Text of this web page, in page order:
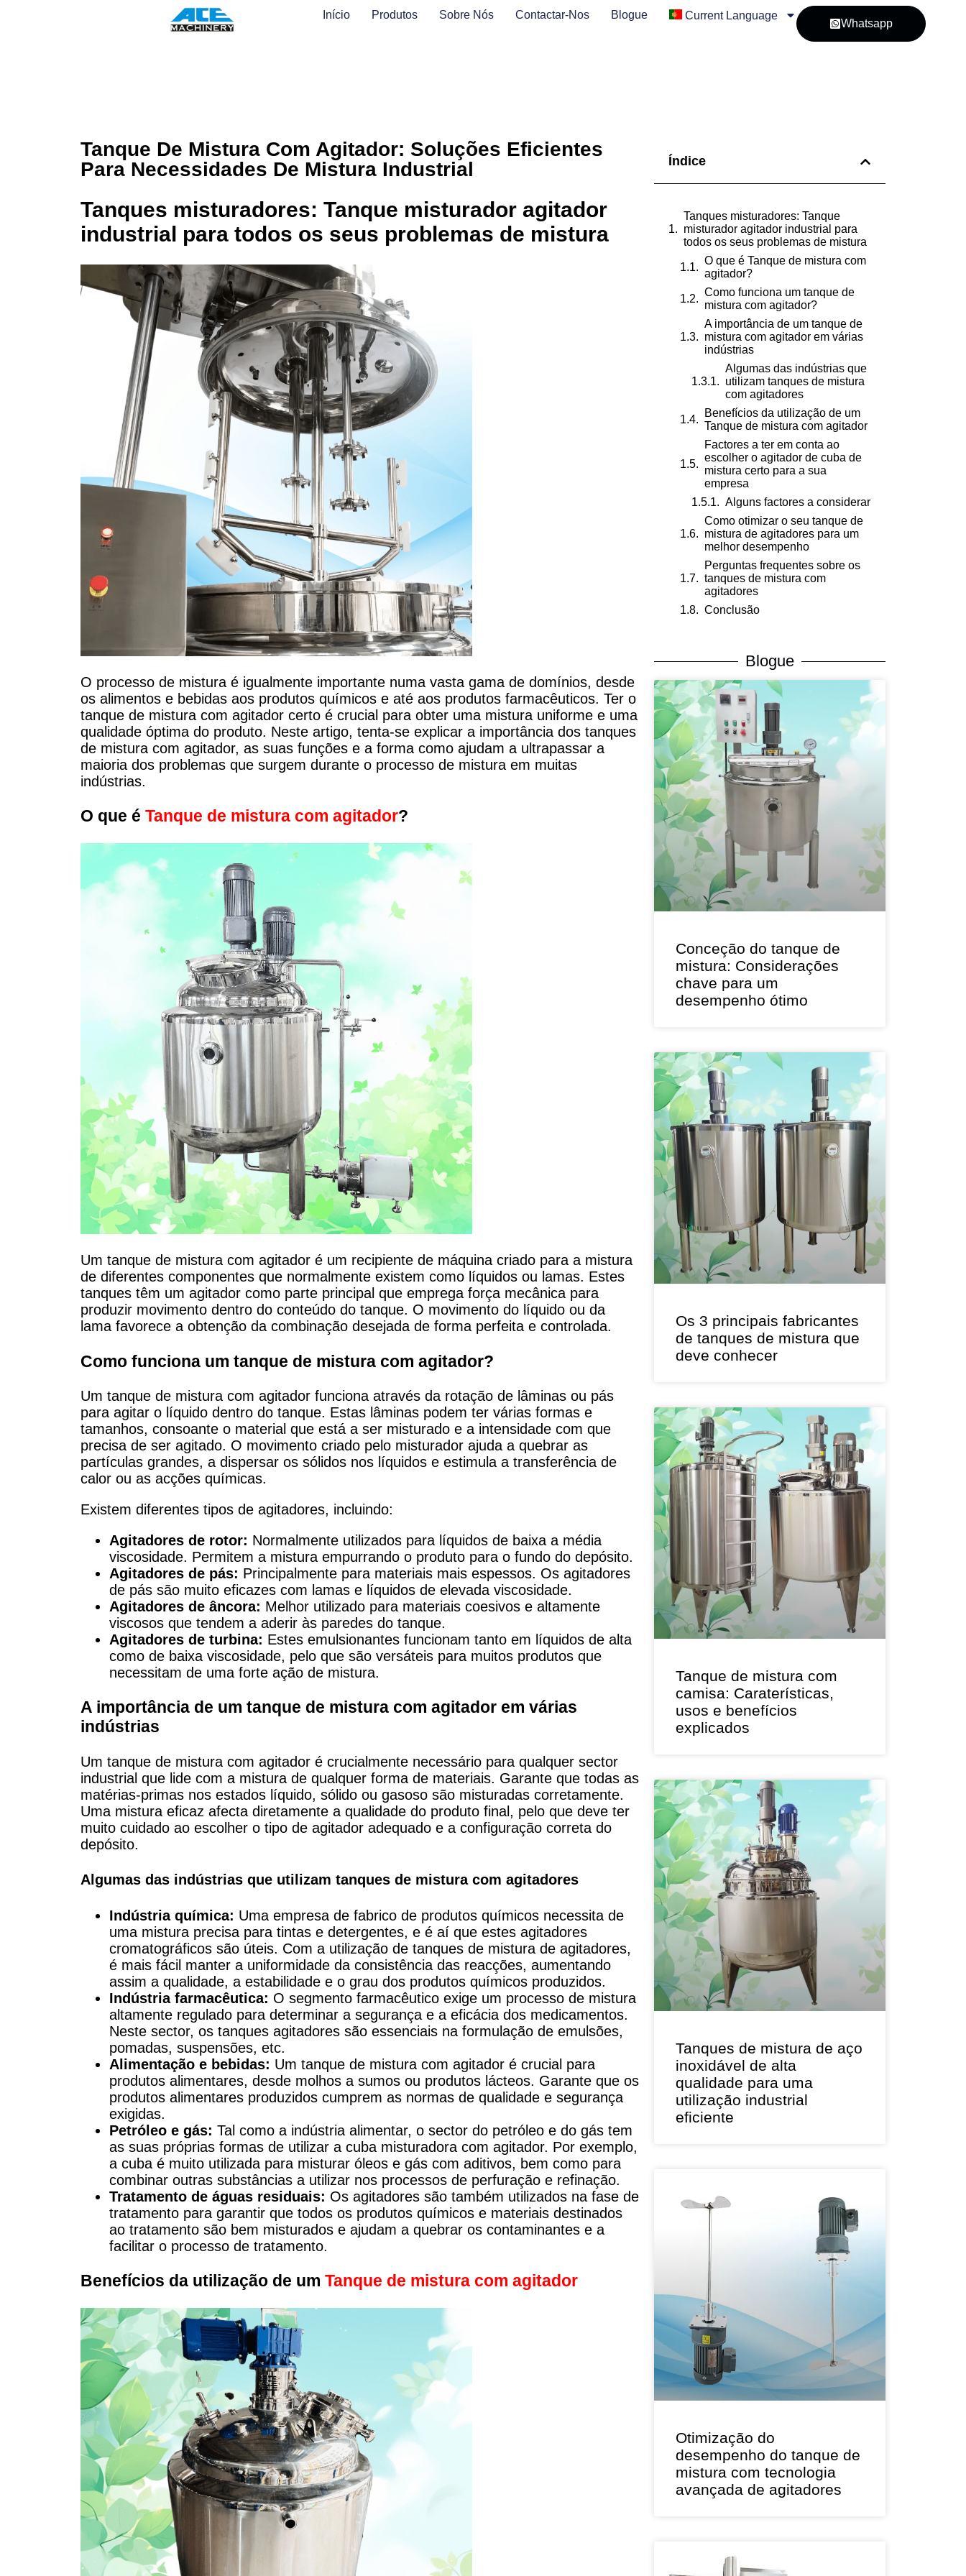
Início Produtos Sobre Nós Contactar-Nos Blogue Current Language
Whatsapp
Tanque De Mistura Com Agitador: Soluções Eficientes
Para Necessidades De Mistura Industrial
Tanques misturadores: Tanque misturador agitador
industrial para todos os seus problemas de mistura
O processo de mistura é igualmente importante numa vasta gama de domínios, desde
os alimentos e bebidas aos produtos químicos e até aos produtos farmacêuticos. Ter o
tanque de mistura com agitador certo é crucial para obter uma mistura uniforme e uma
qualidade óptima do produto. Neste artigo, tenta-se explicar a importância dos tanques
de mistura com agitador, as suas funções e a forma como ajudam a ultrapassar a
maioria dos problemas que surgem durante o processo de mistura em muitas
indústrias.
O que é Tanque de mistura com agitador?
Um tanque de mistura com agitador é um recipiente de máquina criado para a mistura
de diferentes componentes que normalmente existem como líquidos ou lamas. Estes
tanques têm um agitador como parte principal que emprega força mecânica para
produzir movimento dentro do conteúdo do tanque. O movimento do líquido ou da
lama favorece a obtenção da combinação desejada de forma perfeita e controlada.
Como funciona um tanque de mistura com agitador?
Um tanque de mistura com agitador funciona através da rotação de lâminas ou pás
para agitar o líquido dentro do tanque. Estas lâminas podem ter várias formas e
tamanhos, consoante o material que está a ser misturado e a intensidade com que
precisa de ser agitado. O movimento criado pelo misturador ajuda a quebrar as
partículas grandes, a dispersar os sólidos nos líquidos e estimula a transferência de
calor ou as acções químicas.
Existem diferentes tipos de agitadores, incluindo:
Agitadores de rotor: Normalmente utilizados para líquidos de baixa a média
viscosidade. Permitem a mistura empurrando o produto para o fundo do depósito.
Agitadores de pás: Principalmente para materiais mais espessos. Os agitadores
de pás são muito eficazes com lamas e líquidos de elevada viscosidade.
Agitadores de âncora: Melhor utilizado para materiais coesivos e altamente
viscosos que tendem a aderir às paredes do tanque.
Agitadores de turbina: Estes emulsionantes funcionam tanto em líquidos de alta
como de baixa viscosidade, pelo que são versáteis para muitos produtos que
necessitam de uma forte ação de mistura.
A importância de um tanque de mistura com agitador em várias
indústrias
Um tanque de mistura com agitador é crucialmente necessário para qualquer sector
industrial que lide com a mistura de qualquer forma de materiais. Garante que todas as
matérias-primas nos estados líquido, sólido ou gasoso são misturadas corretamente.
Uma mistura eficaz afecta diretamente a qualidade do produto final, pelo que deve ter
muito cuidado ao escolher o tipo de agitador adequado e a configuração correta do
depósito.
Algumas das indústrias que utilizam tanques de mistura com agitadores
Indústria química: Uma empresa de fabrico de produtos químicos necessita de
uma mistura precisa para tintas e detergentes, e é aí que estes agitadores
cromatográficos são úteis. Com a utilização de tanques de mistura de agitadores,
é mais fácil manter a uniformidade da consistência das reacções, aumentando
assim a qualidade, a estabilidade e o grau dos produtos químicos produzidos.
Indústria farmacêutica: O segmento farmacêutico exige um processo de mistura
altamente regulado para determinar a segurança e a eficácia dos medicamentos.
Neste sector, os tanques agitadores são essenciais na formulação de emulsões,
pomadas, suspensões, etc.
Alimentação e bebidas: Um tanque de mistura com agitador é crucial para
produtos alimentares, desde molhos a sumos ou produtos lácteos. Garante que os
produtos alimentares produzidos cumprem as normas de qualidade e segurança
exigidas.
Petróleo e gás: Tal como a indústria alimentar, o sector do petróleo e do gás tem
as suas próprias formas de utilizar a cuba misturadora com agitador. Por exemplo,
a cuba é muito utilizada para misturar óleos e gás com aditivos, bem como para
combinar outras substâncias a utilizar nos processos de perfuração e refinação.
Tratamento de águas residuais: Os agitadores são também utilizados na fase de
tratamento para garantir que todos os produtos químicos e materiais destinados
ao tratamento são bem misturados e ajudam a quebrar os contaminantes e a
facilitar o processo de tratamento.
Benefícios da utilização de um Tanque de mistura com agitador
Índice
Tanques misturadores: Tanque
misturador agitador industrial para
todos os seus problemas de mistura
O que é Tanque de mistura com
agitador?
Como funciona um tanque de
mistura com agitador?
A importância de um tanque de
mistura com agitador em várias
indústrias
Algumas das indústrias que
utilizam tanques de mistura
com agitadores
Benefícios da utilização de um
Tanque de mistura com agitador
Factores a ter em conta ao
escolher o agitador de cuba de
mistura certo para a sua
empresa
Alguns factores a considerar
Como otimizar o seu tanque de
mistura de agitadores para um
melhor desempenho
Perguntas frequentes sobre os
tanques de mistura com
agitadores
Conclusão
Blogue
Conceção do tanque de
mistura: Considerações
chave para um
desempenho ótimo
Os 3 principais fabricantes
de tanques de mistura que
deve conhecer
Tanque de mistura com
camisa: Caraterísticas,
usos e benefícios
explicados
Tanques de mistura de aço
inoxidável de alta
qualidade para uma
utilização industrial
eficiente
Otimização do
desempenho do tanque de
mistura com tecnologia
avançada de agitadores